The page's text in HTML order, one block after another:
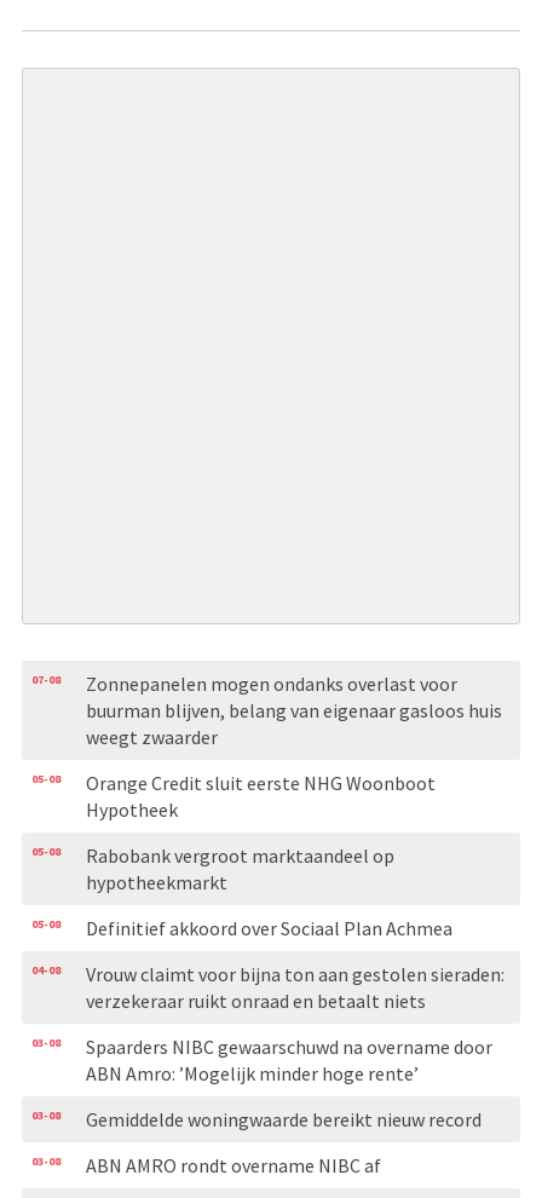
07-08
Zonnepanelen mogen ondanks overlast voor
buurman blijven, belang van eigenaar gasloos huis
weegt zwaarder
05-08
Orange Credit sluit eerste NHG Woonboot
Hypotheek
05-08
Rabobank vergroot marktaandeel op
hypotheekmarkt
05-08 Definitief akkoord over Sociaal Plan Achmea
04-08
Vrouw claimt voor bijna ton aan gestolen sieraden:
verzekeraar ruikt onraad en betaalt niets
03-08
Spaarders NIBC gewaarschuwd na overname door
ABN Amro: ’Mogelijk minder hoge rente’
03-08 Gemiddelde woningwaarde bereikt nieuw record
03-08 ABN AMRO rondt overname NIBC af